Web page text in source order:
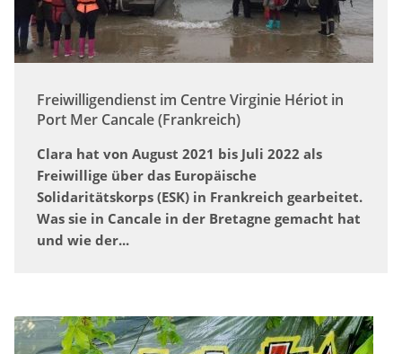
Freiwilligendienst im Centre Virginie Hériot in
Port Mer Cancale (Frankreich)
Clara hat von August 2021 bis Juli 2022 als
Freiwillige über das Europäische
Solidaritätskorps (ESK) in Frankreich gearbeitet.
Was sie in Cancale in der Bretagne gemacht hat
und wie der...